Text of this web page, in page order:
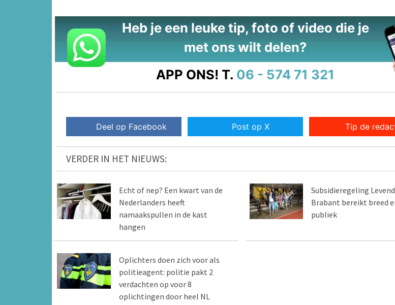
Heb je een leuke tip, foto of video die je
met ons wilt delen?
APP ONS! T. 06 - 574 71 321
Deel op Facebook Post op X Tip de
VERDER IN HET NIEUWS:
Echt of nep? Een kwart van de
Nederlanders heeft
namaakspullen in de kast
hangen
Subsidieregeling
Brabant bereikt breed
publiek
Oplichters doen zich voor als
politieagent: politie pakt 2
verdachten op voor 8
oplichtingen door heel NL